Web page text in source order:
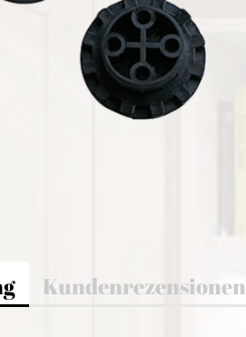
Kundenrezensionen